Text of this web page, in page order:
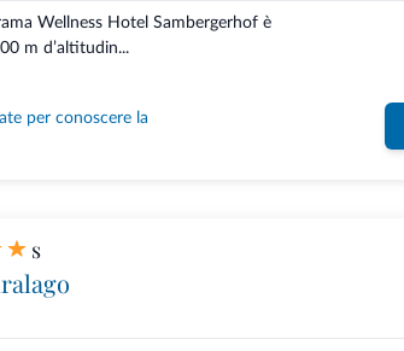
Wellness Hotel Sambergerhof è
m d’altitudin...
per conoscere la
s